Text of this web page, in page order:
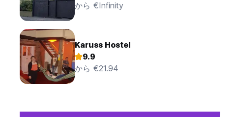
から €Infinity
Karuss Hostel
9.9
から €21.94